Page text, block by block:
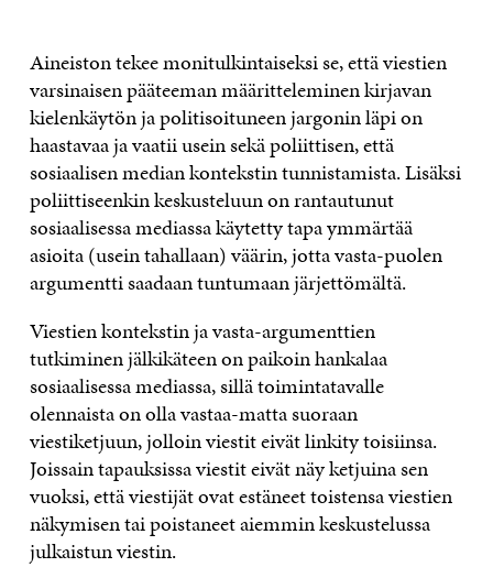
Aineiston tekee monitulkintaiseksi se, että viestien
varsinaisen pääteeman määritteleminen kirjavan
kielenkäytön ja politisoituneen jargonin läpi on
haastavaa ja vaatii usein sekä poliittisen, että
sosiaalisen median kontekstin tunnistamista. Lisäksi
poliittiseenkin keskusteluun on rantautunut
sosiaalisessa mediassa käytetty tapa ymmärtää
asioita (usein tahallaan) väärin, jotta vasta-puolen
argumentti saadaan tuntumaan järjettömältä.
Viestien kontekstin ja vasta-argumenttien
tutkiminen jälkikäteen on paikoin hankalaa
sosiaalisessa mediassa, sillä toimintatavalle
olennaista on olla vastaa-matta suoraan
viestiketjuun, jolloin viestit eivät linkity toisiinsa.
Joissain tapauksissa viestit eivät näy ketjuina sen
vuoksi, että viestijät ovat estäneet toistensa viestien
näkymisen tai poistaneet aiemmin keskustelussa
julkaistun viestin.